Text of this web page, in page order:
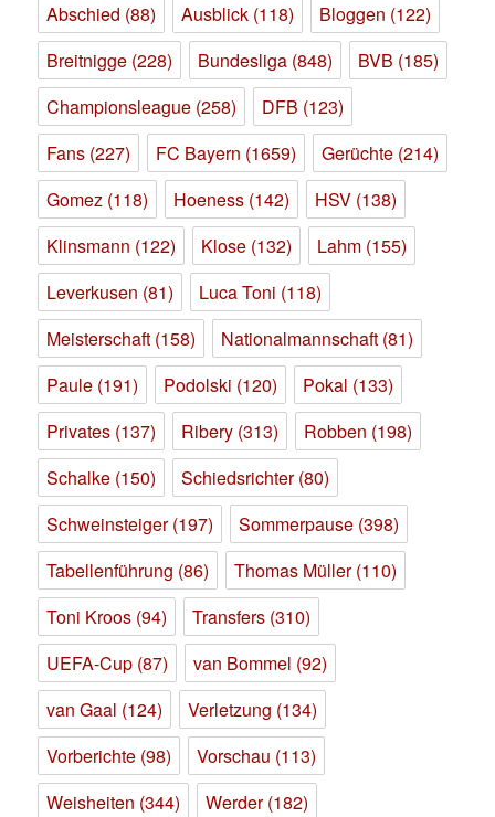
Abschied (88) Ausblick (118) Bloggen (122)
Breitnigge (228) Bundesliga (848) BVB (185)
Championsleague (258) DFB (123)
Fans (227) FC Bayern (1659) Gerüchte (214)
Gomez (118) Hoeness (142) HSV (138)
Klinsmann (122) Klose (132) Lahm (155)
Leverkusen (81) Luca Toni (118)
Meisterschaft (158) Nationalmannschaft (81)
Paule (191) Podolski (120) Pokal (133)
Privates (137) Ribery (313) Robben (198)
Schalke (150) Schiedsrichter(80)
Schweinsteiger(197) Sommerpause (398)
Tabellenführung (86) Thomas Müller(110)
Toni Kroos (94) Transfers (310)
UEFA-Cup (87) van Bommel (92)
van Gaal (124) Verletzung (134)
Vorberichte (98) Vorschau (113)
Weisheiten (344) Werder(182)